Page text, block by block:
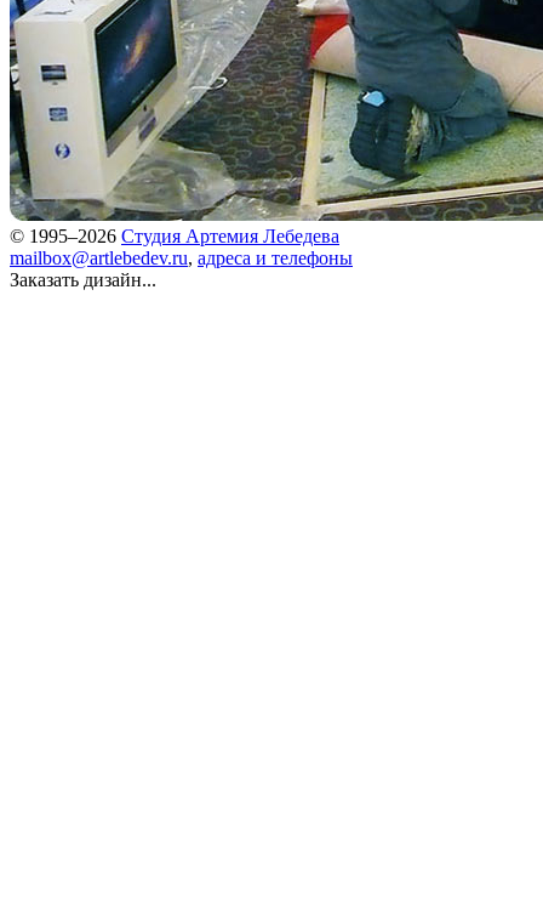
© 1995–2026 Студия Артемия Лебедева
mailbox@artlebedev.ru, адреса и телефоны
Заказать дизайн...